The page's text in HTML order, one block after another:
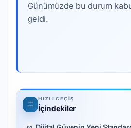
Günümüzde bu durum
geldi.
HIZLI GEÇIŞ
İçindekiler